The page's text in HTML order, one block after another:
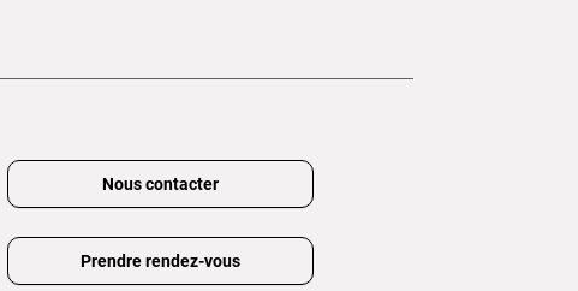
Nous contacter
Prendre rendez-vous